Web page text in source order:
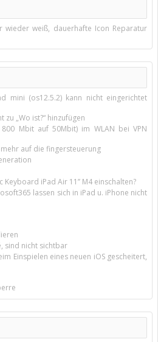
wieder weiß, dauerhafte Icon Reparatur
mini (os12.5.2) kann nicht eingerichtet
zu „Wo ist?“ hinzufügen
800 Mbit auf 50Mbit) im WLAN bei VPN
auf die fingersteuerung
iPad Air 11’’ M4 einschalten?
lassen sich in iPad u. iPhone nicht
sind nicht sichtbar
Einspielen eines neuen iOS gescheitert,